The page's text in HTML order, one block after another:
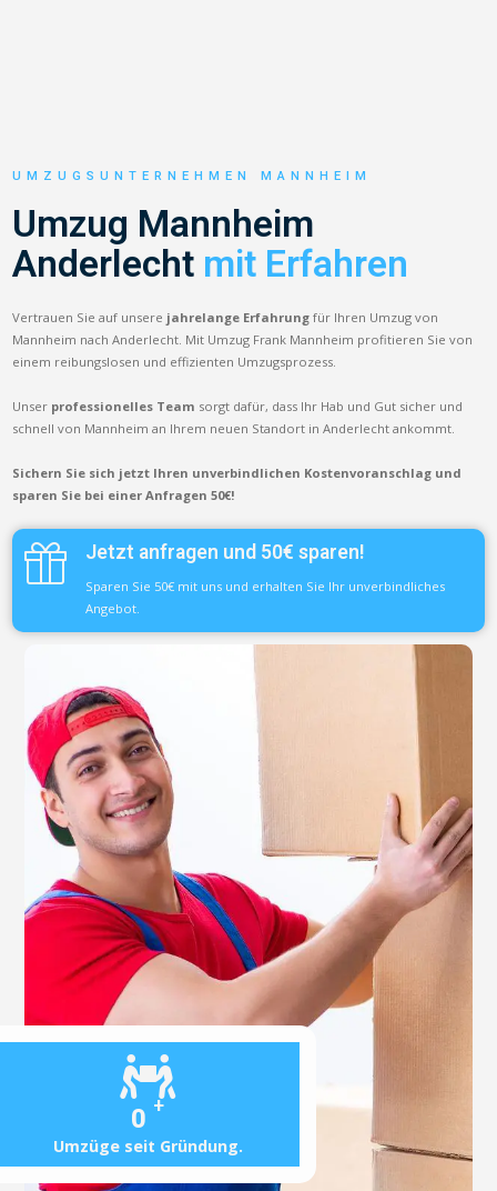
0 +
Umzüge seit Gründung.
UMZUGSUNTERNEHMEN MANNHEIM
Umzug Mannheim
Anderlecht mit Erfahren
Vertrauen Sie auf unsere jahrelange Erfahrung für Ihren Umzug von
Mannheim nach Anderlecht. Mit Umzug Frank Mannheim profitieren Sie von
einem reibungslosen und effizienten Umzugsprozess.
Unser professionelles Team sorgt dafür, dass Ihr Hab und Gut sicher und
schnell von Mannheim an Ihrem neuen Standort in Anderlecht ankommt.
Sichern Sie sich jetzt Ihren unverbindlichen Kostenvoranschlag und
sparen Sie bei einer Anfragen 50€!
Jetzt anfragen und 50€ sparen!
Sparen Sie 50€ mit uns und erhalten Sie Ihr unverbindliches
Angebot.